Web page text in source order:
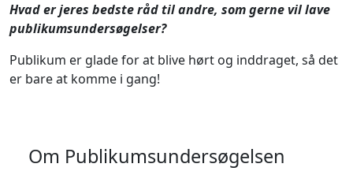
Hvad er jeres bedste råd til andre, som gerne vil lave
publikumsundersøgelser?
Publikum er glade for at blive hørt og inddraget, så det
er bare at komme i gang!
Om Publikumsundersøgelsen